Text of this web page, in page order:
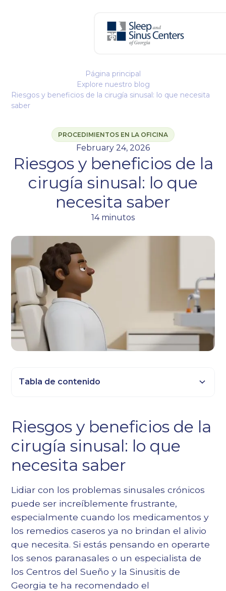
Página principal
Explore nuestro blog
Riesgos y beneficios de la cirugía sinusal: lo que necesita
saber
PROCEDIMIENTOS EN LA OFICINA
February 24, 2026
Riesgos y beneficios de la
cirugía sinusal: lo que
necesita saber
14 minutos
Riesgos y beneficios de la
cirugía sinusal: lo que
necesita saber
Lidiar con los problemas sinusales crónicos
puede ser increíblemente frustrante,
especialmente cuando los medicamentos y
los remedios caseros ya no brindan el alivio
que necesita. Si estás pensando en operarte
los senos paranasales o un especialista de
los Centros del Sueño y la Sinusitis de
Georgia te ha recomendado el
Tabla de contenido
Título 3
Epígrafe 4
Epígrafe 5